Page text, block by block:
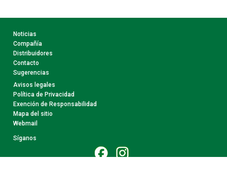
Noticias
Compañía
Distribuidores
Contacto
Sugerencias
Avisos legales
Política de Privacidad
Exención de Responsabilidad
Mapa del sitio
Webmail
Síganos